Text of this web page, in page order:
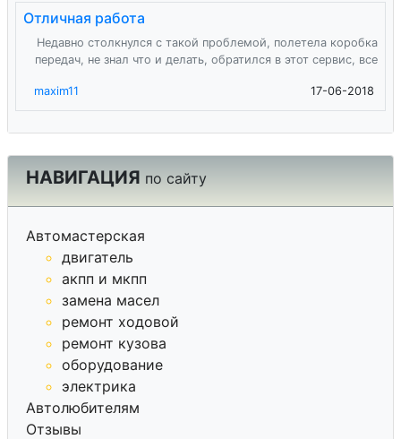
Отличная работа
Недавно столкнулся с такой проблемой, полетела коробка
передач, не знал что и делать, обратился в этот сервис, все
maxim11 17-06-2018
НАВИГАЦИЯ по сайту
Автомастерская
двигатель
акпп и мкпп
замена масел
ремонт ходовой
ремонт кузова
оборудование
электрика
Автолюбителям
Отзывы